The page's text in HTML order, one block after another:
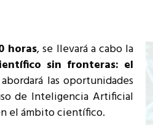
Técnicos
a REUNA
horas, se llevará a cabo la
sin fronteras: el
las oportunidades
de Inteligencia Artificial
el ámbito científico.